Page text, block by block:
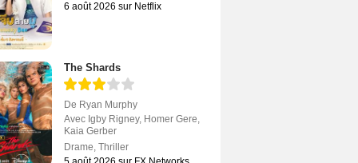
6 août 2026 sur Netflix
The Shards
De Ryan Murphy
Avec Igby Rigney, Homer Gere,
Kaia Gerber
Drame, Thriller